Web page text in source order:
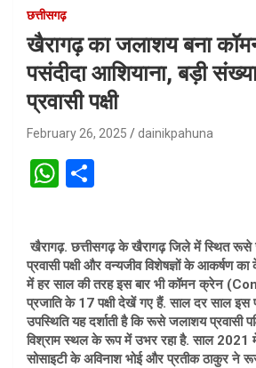
छत्तीसगढ़
खैरागढ़ का जलाशय बना
पसंदीदा आशियाना, बड़ी
प्रवासी पक्षी
February 26, 2025 dainikpahuna
W
s
A
p
p
e
खैरागढ़. छत्तीसगढ़ के खैरागढ़ जिले में स्थित
प्रवासी पक्षी और वन्यजीव विशेषज्ञों के आकर्षण
में हर साल की तरह इस बार भी कॉमन क्रेन
प्रजाति के 17 पक्षी देखें गए हैं. साल दर साल इस
उपस्थिति यह दर्शाती है कि रूसे जलाशय प्रवासी
विश्राम स्थल के रूप में उभर रहा है. साल 2021
सोसाइटी के अविनाश भोई और प्रतीक ठाकुर ने